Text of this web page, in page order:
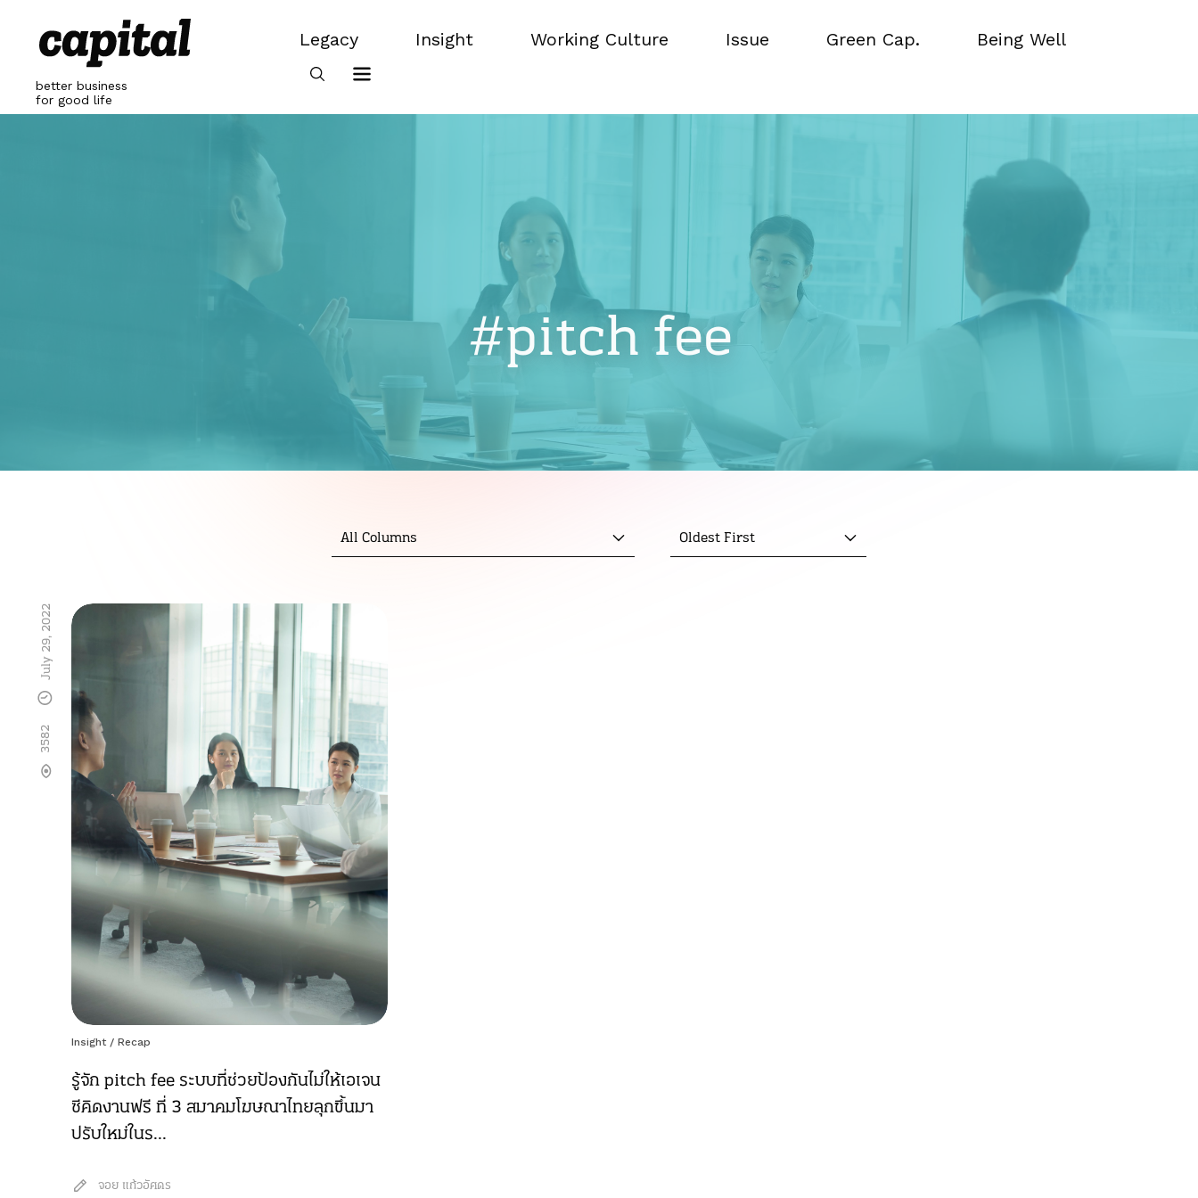
content
better business
for good life
Legacy
Legacy
Insight
Working Culture
Issue
Green Cap.
Being Well
#pitch fee
All Columns Oldest First
Insight / Recap
รู้จัก pitch fee ระบบที่ช่วยป้องกันไม่ให้เอเจน
ซีคิดงานฟรี ที่ 3 สมาคมโฆษณาไทยลุกขึ้นมา
ปรับใหม่ในร...
จอย แก้วอัศดร
3582
July 29, 2022